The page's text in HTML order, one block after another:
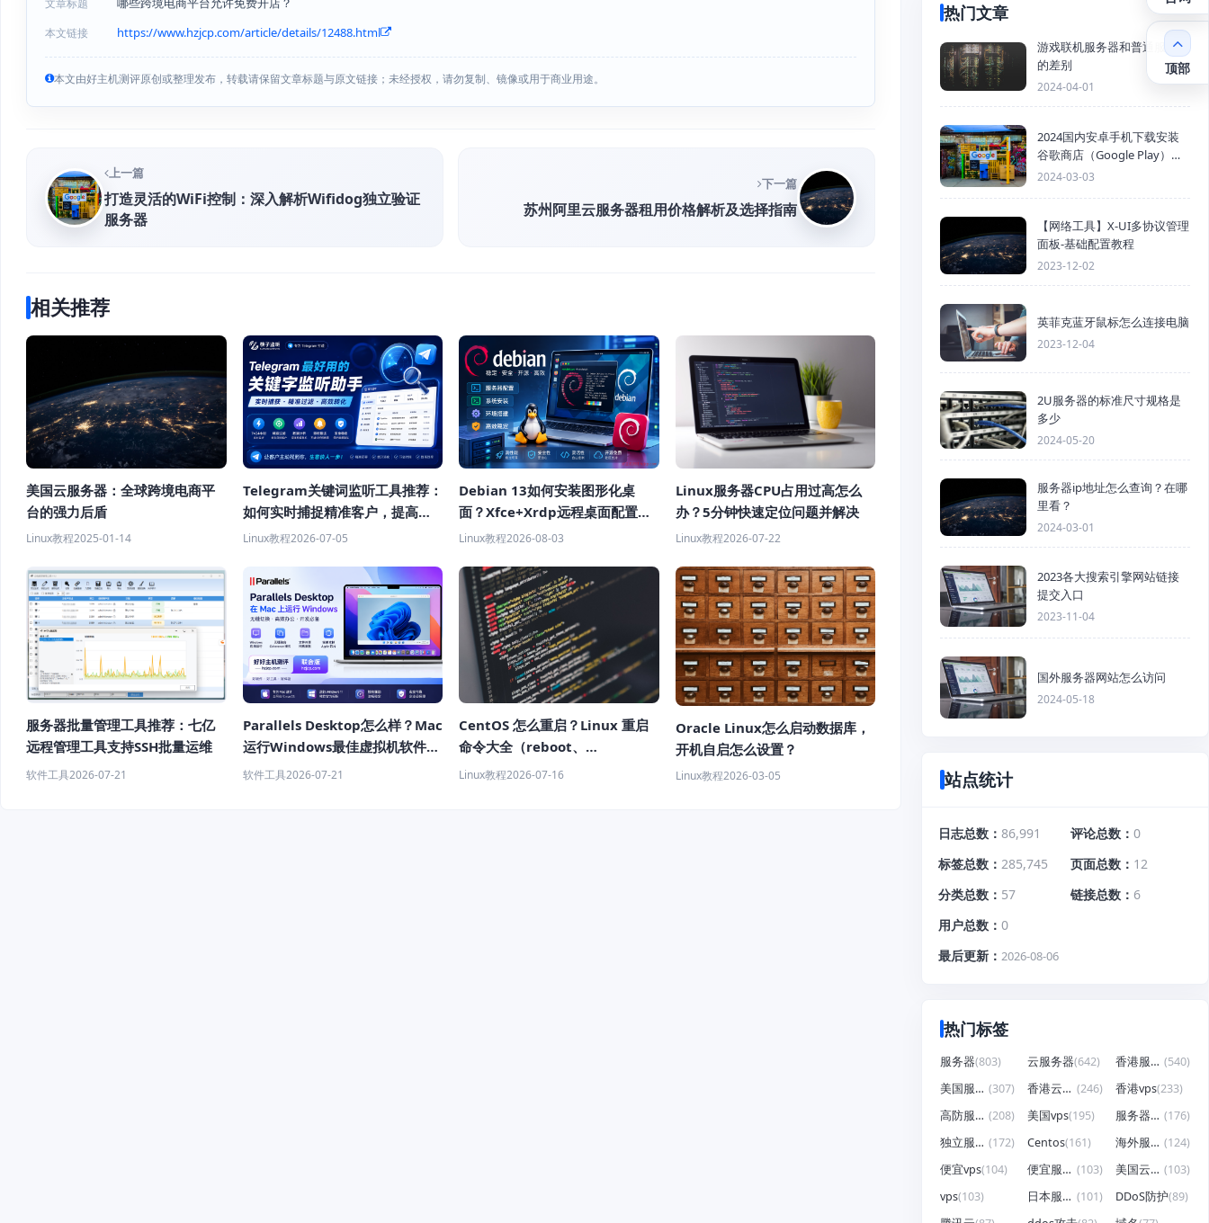
文章标题
本文链接 https://www.hzjcp.com/article/details/12488.html
本文由好主机测评原创或整理发布，转载请保留文章标题与原文链接；未经授权，请勿复制、镜像或用于商业用途。
上一篇
打造灵活的WiFi控制：深入解析Wifidog独立验证
服务器
下一篇
苏州阿里云服务器租用价格解析及选择指南
相关推荐
美国云服务器：全球跨境电商平
台的强力后盾
Linux教程2025-01-14
Telegram关键词监听工具推荐：
如何实时捕捉精准客户，提高获
客效率？
Linux教程2026-07-05
Debian 13如何安装图形化桌
面？Xfce+Xrdp远程桌面配置教
程
Linux教程2026-08-03
Linux服务器CPU占用过高怎么
办？5分钟快速定位问题并解决
Linux教程2026-07-22
服务器批量管理工具推荐：七亿
远程管理工具支持SSH批量运维
软件工具2026-07-21
Parallels Desktop怎么样？Mac
运行Windows最佳虚拟机软件推
荐
软件工具2026-07-21
CentOS 怎么重启？Linux 重启
命令大全（reboot、
shutdown、systemctl 教程）
Linux教程2026-07-16
Oracle Linux怎么启动数据库，
开机自启怎么设置？
Linux教程2026-03-05
热门文章
游戏联机服务器和普通服务器
的差别
2024-04-01
2024国内安卓手机下载安装
谷歌商店（Google Play）详
细步骤
2024-03-03
【网络工具】X-UI多协议管理
面板-基础配置教程
2023-12-02
英菲克蓝牙鼠标怎么连接电脑
2023-12-04
2U服务器的标准尺寸规格是
多少
2024-05-20
服务器ip地址怎么查询？在哪
里看？
2024-03-01
2023各大搜索引擎网站链接
提交入口
2023-11-04
国外服务器网站怎么访问
2024-05-18
站点统计
日志总数 86,991 评论总数
0
标签总数
285,745 页面总数
12
分类总数
57 链接总数
6
用户总数
0
最后更新
2026-08-06
热门标签
服务器(803) 云服务器(642) 香港服务器 (540)
美国服务器 (307) 香港云服务器 (246) 香港vps(233)
高防服务器 (208) 美国vps(195) 服务器租用 (176)
独立服务器 (172) Centos(161) 海外服务器 (124)
便宜vps(104) 便宜服务器 (103) 美国云服务器 (103)
vps(103) 日本服务器 (101) DDoS防护(89)
顶部